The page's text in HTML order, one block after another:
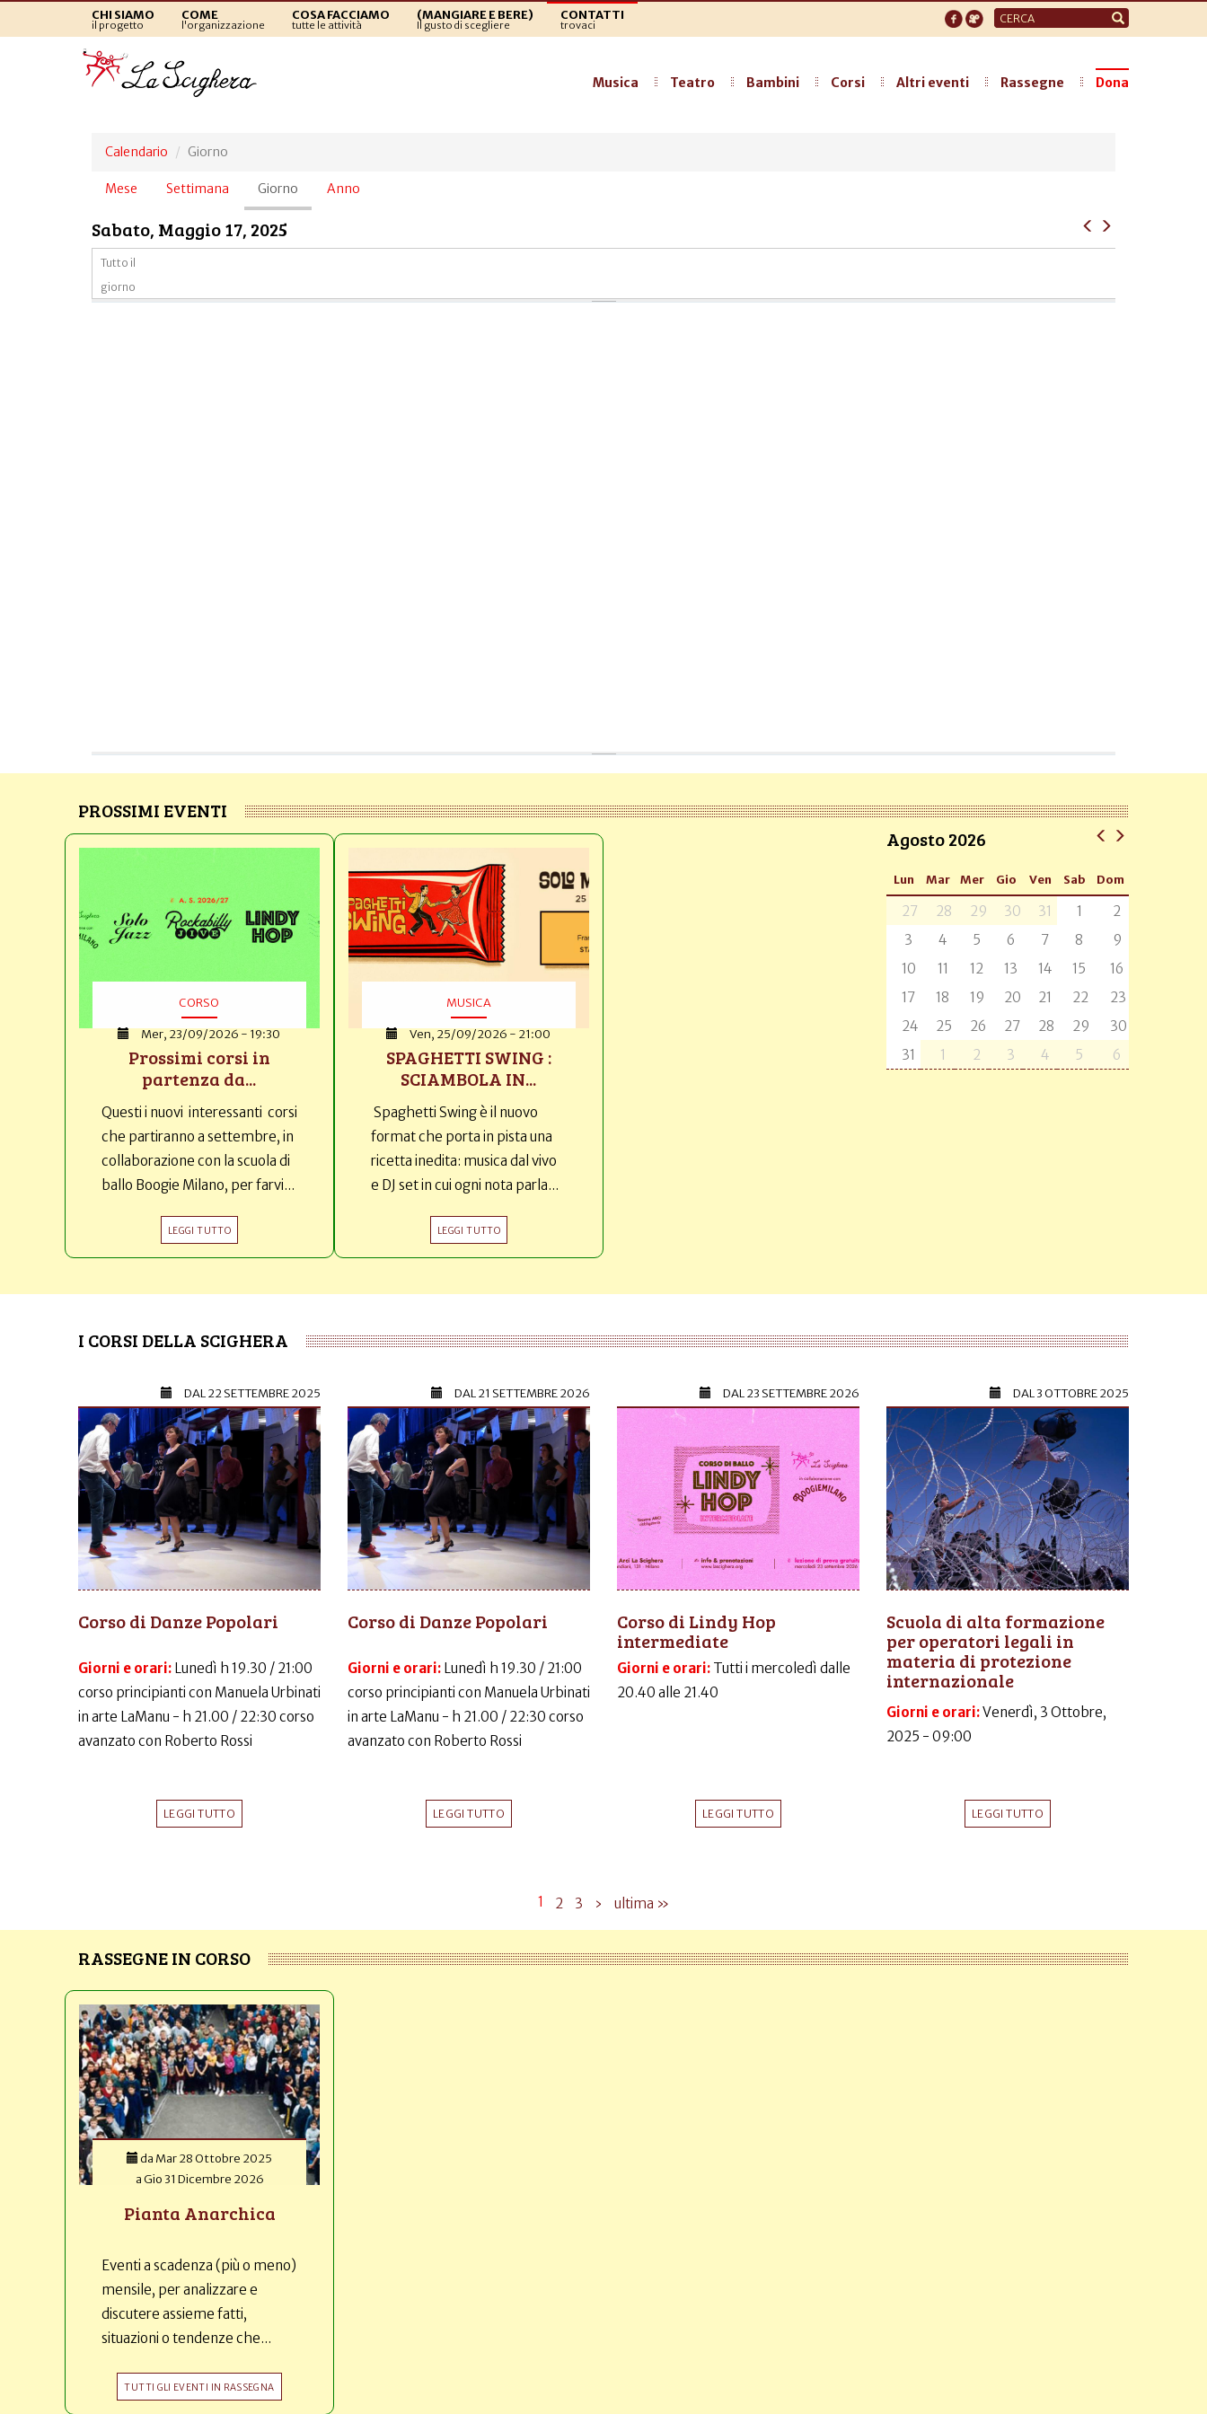
CHI SIAMO
il progetto
COME
l'organizzazione
COSA FACCIAMO
tutte le attività
(MANGIARE E BERE)
Il gusto di scegliere
CONTATTI
trovaci
Form
di
Musica Teatro Bambini Corsi Altri eventi Rassegne Dona
Calendario Giorno
Schede
Mese Settimana Giorno (scheda
attiva)
Anno
Sabato, Maggio 17, 2025
Tutto il
giorno
PROSSIMI EVENTI
CORSO
Mer, 23/09/2026 - 19:30
Prossimi corsi in
partenza da...
Questi i nuovi interessanti corsi
che partiranno a settembre, in
collaborazione con la scuola di
ballo Boogie Milano, per farvi...
LEGGI TUTTO
MUSICA
Ven, 25/09/2026 - 21:00
SPAGHETTI SWING :
SCIAMBOLA IN...
Spaghetti Swing è il nuovo
format che porta in pista una
ricetta inedita: musica dal vivo
e DJ set in cui ogni nota parla...
LEGGI TUTTO
Agosto 2026
Lun Mar Mer Gio Ven Sab Dom
27 28 29 30 31 1
2
3
4 5 6 7 8
9
10
11 12 13 14 15
16
17
18 19 20 21 22
23
24
25 26 27 28 29
30
31
1 2 3 4 5 6
I CORSI DELLA SCIGHERA
DAL22 SETTEMBRE 2025
Corso di Danze Popolari
Giorni e orari: Lunedì h 19.30 / 21:00
corso principianti con Manuela Urbinati
in arte LaManu - h 21.00 / 22:30 corso
avanzato con Roberto Rossi
LEGGI TUTTO
DAL21 SETTEMBRE 2026
Corso di Danze Popolari
Giorni e orari: Lunedì h 19.30 / 21:00
corso principianti con Manuela Urbinati
in arte LaManu - h 21.00 / 22:30 corso
avanzato con Roberto Rossi
LEGGI TUTTO
DAL23 SETTEMBRE 2026
Corso di Lindy Hop
intermediate
Giorni e orari: Tutti i mercoledì dalle
20.40 alle 21.40
LEGGI TUTTO
DAL3 OTTOBRE 2025
Scuola di alta formazione
per operatori legali in
materia di protezione
internazionale
Giorni e orari:Venerdì, 3 Ottobre,
2025 - 09:00
LEGGI TUTTO
1 2 3 › ultima »
RASSEGNE IN CORSO
da Mar 28 Ottobre 2025
aGio 31 Dicembre 2026
Pianta Anarchica
Eventi a scadenza (più o meno)
mensile, per analizzare e
discutere assieme fatti,
situazioni o tendenze che...
TUTTI GLI EVENTI IN RASSEGNA